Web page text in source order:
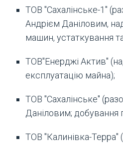
ТОВ "Сахалінське-1"
Андрієм Даніловим,
машин, устаткування
ТОВ"Енерджі Актив"
експлуатацію майна);
ТОВ "Сахалінське"
Даніловим; добування
ТОВ "Калинівка-Терра"